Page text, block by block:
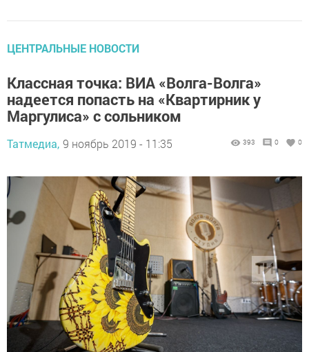
ЦЕНТРАЛЬНЫЕ НОВОСТИ
Классная точка: ВИА «Волга-Волга»
надеется попасть на «Квартирник у
Маргулиса» с сольником
Татмедиа, 9 ноябрь 2019 - 11:35 393 0 0